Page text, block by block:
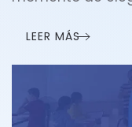
LEER MÁS